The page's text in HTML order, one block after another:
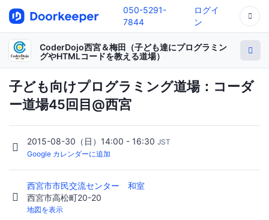
050-5291-
7844
ログイ
ン
CoderDojo西宮＆梅田（子ども達にプログラミン
グやHTMLコードを教える道場）
子ども向けプログラミング道場：コーダ
ー道場45回目@西宮
2015-08-30（日）14:00 - 16:30 JST
Google カレンダーに追加
西宮市市民交流センター 和室
西宮市高松町20-20
地図を表示